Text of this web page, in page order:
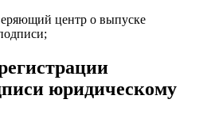
центр о выпуске
юридическому